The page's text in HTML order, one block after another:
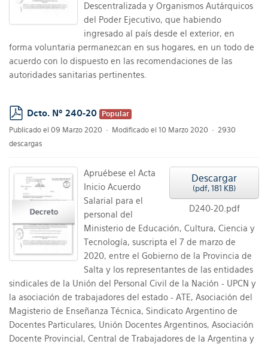
Descentralizada y Organismos Autárquicos
del Poder Ejecutivo, que habiendo
ingresado al país desde el exterior, en
forma voluntaria permanezcan en sus hogares, en un todo de
acuerdo con lo dispuesto en las recomendaciones de las
autoridades sanitarias pertinentes.
pdf
Dcto. Nº 240-20
Popular
Publicado el 09 Marzo 2020
Modificado el 10 Marzo 2020
2930
descargas
Descargar
(pdf, 181 KB)
D240-20.pdf
Apruébese el Acta
Inicio Acuerdo
Salarial para el
personal del
Ministerio de Educación, Cultura, Ciencia y
Tecnología, suscripta el 7 de marzo de
2020, entre el Gobierno de la Provincia de
Salta y los representantes de las entidades
sindicales de la Unión del Personal Civil de la Nación - UPCN y
la asociación de trabajadores del estado - ATE, Asociación del
Magisterio de Enseñanza Técnica, Sindicato Argentino de
Docentes Particulares, Unión Docentes Argentinos, Asociación
Docente Provincial, Central de Trabajadores de la Argentina y